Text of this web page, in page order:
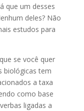
que um desses
deles? Não
estudos para
se você quer
biológicas tem
a taxa
como base
ligadas a